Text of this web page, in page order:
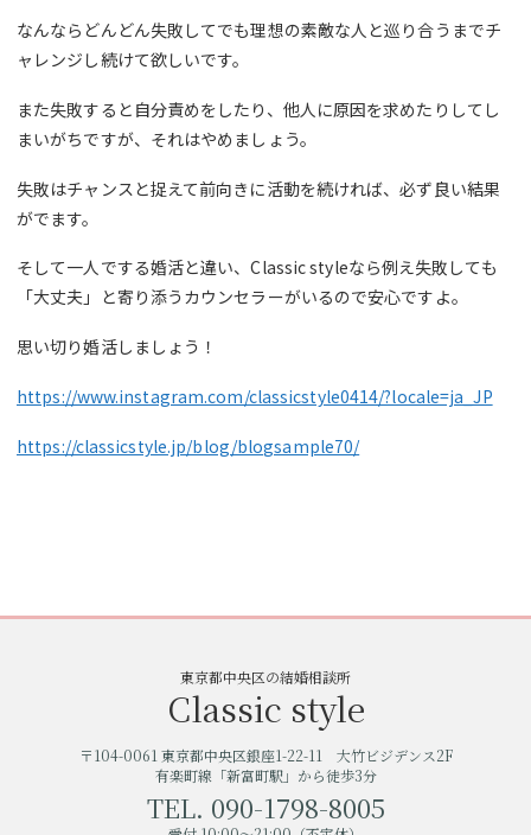
なんならどんどん失敗してでも理想の素敵な人と巡り合うまでチ
ャレンジし続けて欲しいです。
また失敗すると自分責めをしたり、他人に原因を求めたりしてし
まいがちですが、それはやめましょう。
失敗はチャンスと捉えて前向きに活動を続ければ、必ず良い結果
がでます。
そして一人でする婚活と違い、Classic styleなら例え失敗しても
「大丈夫」と寄り添うカウンセラーがいるので安心ですよ。
思い切り婚活しましょう！
https://www.instagram.com/classicstyle0414/?locale=ja_JP
https://classicstyle.jp/blog/blogsample70/
東京都中央区の結婚相談所
Classic style
〒104-0061 東京都中央区銀座1-22-11 大竹ビジデンス2F
有楽町線「新富町駅」から徒歩3分
TEL. 090-1798-8005